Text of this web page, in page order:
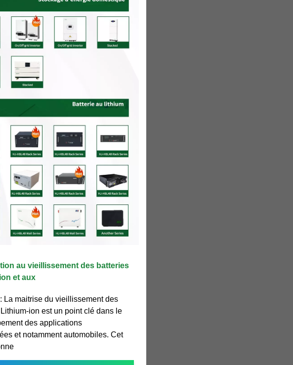
au vieillissement des batteries
et aux
La maitrise du vieillissement des
ion est un point clé dans le
des applications
et notamment automobiles. Cet